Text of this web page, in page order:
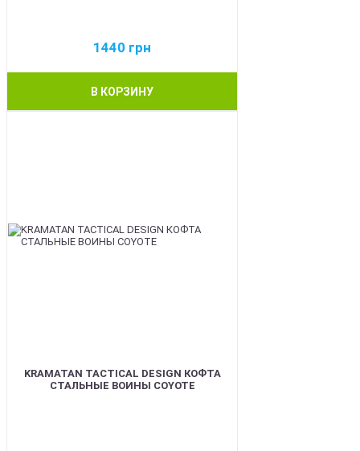
1440 грн
В КОРЗИНУ
KRAMATAN TACTICAL DESIGN КОФТА
СТАЛЬНЫЕ ВОИНЫ COYOTE